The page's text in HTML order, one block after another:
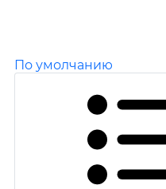
По умолчанию